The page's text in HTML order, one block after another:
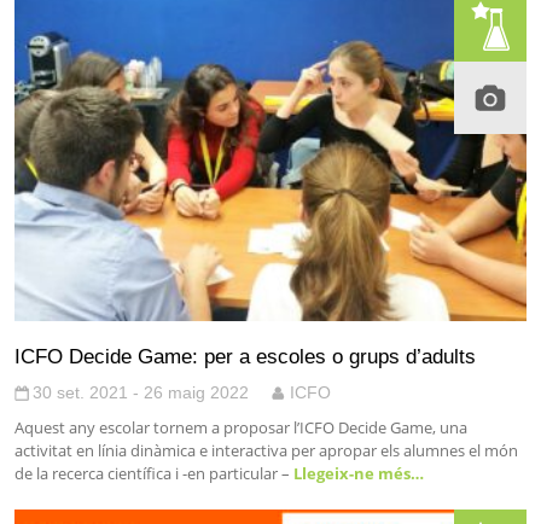
ICFO Decide Game: per a escoles o grups d’adults
30 set. 2021 - 26 maig 2022 ICFO
Aquest any escolar tornem a proposar l’ICFO Decide Game, una
activitat en línia dinàmica e interactiva per apropar els alumnes el món
de la recerca científica i -en particular – Llegeix-ne més…